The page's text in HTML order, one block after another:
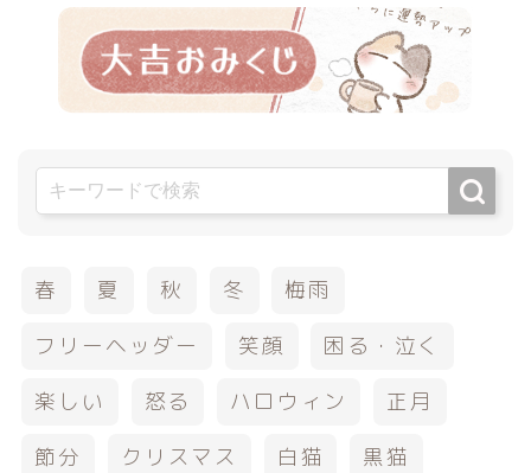
春 夏 秋 冬
梅雨
フリーヘッダー
笑顔
困る・泣く
楽しい
怒る ハロウィン
正月
節分
クリスマス 白猫
黒猫